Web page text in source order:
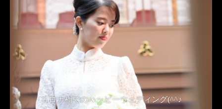
コロナ禍でのハッピーウェディング(^^♪